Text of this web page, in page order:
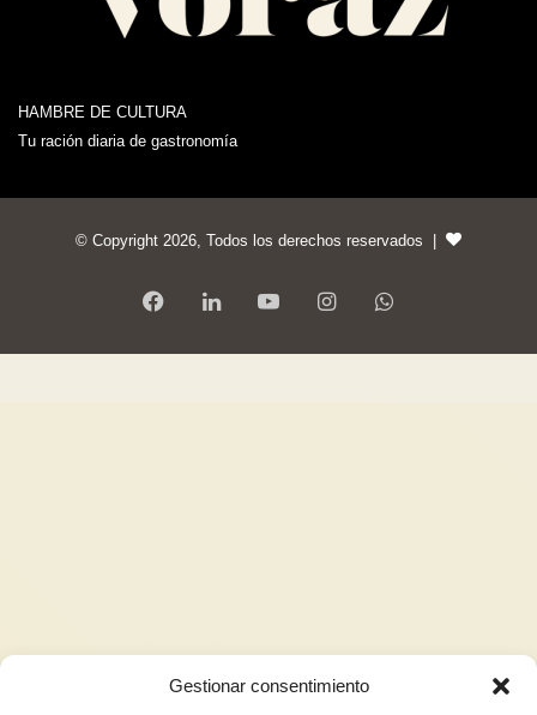
Gestionar consentimiento
HAMBRE DE CULTURA
Tu ración diaria de gastronomía
© Copyright 2026, Todos los derechos reservados |